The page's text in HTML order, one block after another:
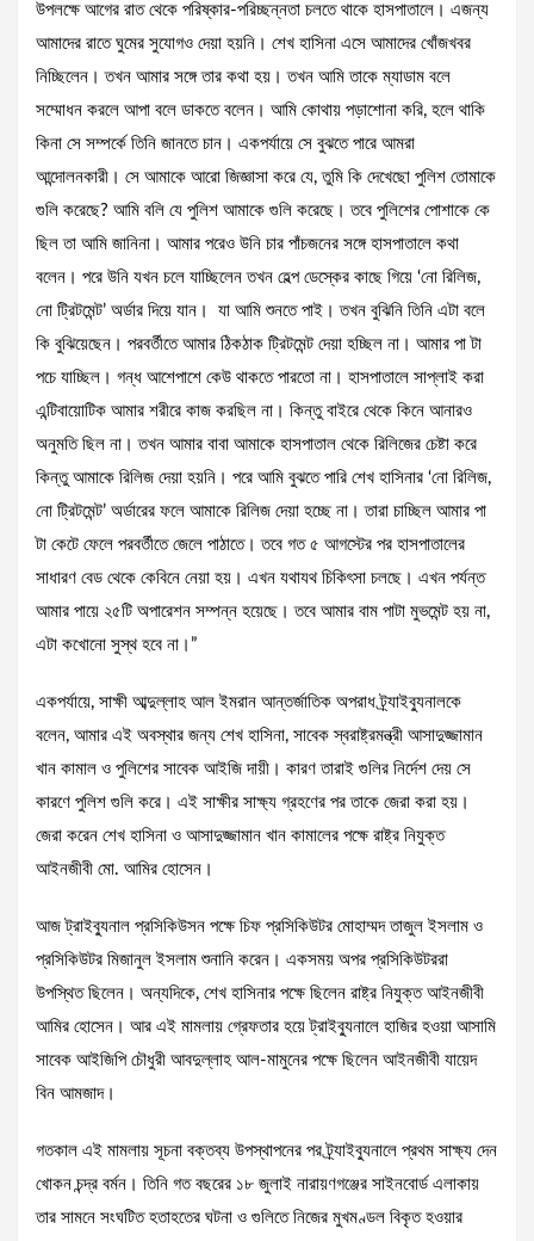
উপলক্ষে আগের রাত থেকে পরিষ্কার-পরিচ্ছন্নতা চলতে থাকে হাসপাতালে। এজন্য
আমাদের রাতে ঘুমের সুযোগও দেয়া হয়নি। শেখ হাসিনা এসে আমাদের খোঁজখবর
নিচ্ছিলেন। তখন আমার সঙ্গে তার কথা হয়। তখন আমি তাকে ম্যাডাম বলে
সম্মোধন করলে আপা বলে ডাকতে বলেন। আমি কোথায় পড়াশোনা করি, হলে থাকি
কিনা সে সম্পর্কে তিনি জানতে চান। একপর্যায়ে সে বুঝতে পারে আমরা
আন্দোলনকারী। সে আমাকে আরো জিজ্ঞাসা করে যে, তুমি কি দেখেছো পুলিশ তোমাকে
গুলি করেছে? আমি বলি যে পুলিশ আমাকে গুলি করেছে। তবে পুলিশের পোশাকে কে
ছিল তা আমি জানিনা। আমার পরেও উনি চার পাঁচজনের সঙ্গে হাসপাতালে কথা
বলেন। পরে উনি যখন চলে যাচ্ছিলেন তখন হেল্প ডেস্কের কাছে গিয়ে ‘নো রিলিজ,
নো ট্রিটমেন্ট’ অর্ডার দিয়ে যান। যা আমি শুনতে পাই। তখন বুঝিনি তিনি এটা বলে
কি বুঝিয়েছেন। পরবর্তীতে আমার ঠিকঠাক ট্রিটমেন্ট দেয়া হচ্ছিল না। আমার পা টা
পচে যাচ্ছিল। গন্ধ আশেপাশে কেউ থাকতে পারতো না। হাসপাতালে সাপ্লাই করা
এন্টিবায়োটিক আমার শরীরে কাজ করছিল না। কিন্তু বাইরে থেকে কিনে আনারও
অনুমতি ছিল না। তখন আমার বাবা আমাকে হাসপাতাল থেকে রিলিজের চেষ্টা করে
কিন্তু আমাকে রিলিজ দেয়া হয়নি। পরে আমি বুঝতে পারি শেখ হাসিনার ‘নো রিলিজ,
নো ট্রিটমেন্ট’ অর্ডারের ফলে আমাকে রিলিজ দেয়া হচ্ছে না। তারা চাচ্ছিল আমার পা
টা কেটে ফেলে পরবর্তীতে জেলে পাঠাতে। তবে গত ৫ আগস্টের পর হাসপাতালের
সাধারণ বেড থেকে কেবিনে নেয়া হয়। এখন যথাযথ চিকিৎসা চলছে। এখন পর্যন্ত
আমার পায়ে ২৫টি অপারেশন সম্পন্ন হয়েছে। তবে আমার বাম পাটা মুভমেন্ট হয় না,
এটা কখোনো সুস্থ হবে না।”
একপর্যায়ে, সাক্ষী আব্দুল্লাহ আল ইমরান আন্তর্জাতিক অপরাধ ট্র্যাইব্যুনালকে
বলেন, আমার এই অবস্থার জন্য শেখ হাসিনা, সাবেক স্বরাষ্ট্রমন্ত্রী আসাদুজ্জামান
খান কামাল ও পুলিশের সাবেক আইজি দায়ী। কারণ তারাই গুলির নির্দেশ দেয় সে
কারণে পুলিশ গুলি করে। এই সাক্ষীর সাক্ষ্য গ্রহণের পর তাকে জেরা করা হয়।
জেরা করেন শেখ হাসিনা ও আসাদুজ্জামান খান কামালের পক্ষে রাষ্ট্র নিযুক্ত
আইনজীবী মো. আমির হোসেন।
আজ ট্রাইব্যুনাল প্রসিকিউসন পক্ষে চিফ প্রসিকিউটর মোহাম্মদ তাজুল ইসলাম ও
প্রসিকিউটর মিজানুল ইসলাম শুনানি করেন। একসময় অপর প্রসিকিউটররা
উপস্থিত ছিলেন। অন্যদিকে, শেখ হাসিনার পক্ষে ছিলেন রাষ্ট্র নিযুক্ত আইনজীবী
আমির হোসেন। আর এই মামলায় গ্রেফতার হয়ে ট্রাইব্যুনালে হাজির হওয়া আসামি
সাবেক আইজিপি চৌধুরী আবদুল্লাহ আল-মামুনের পক্ষে ছিলেন আইনজীবী যায়েদ
বিন আমজাদ।
গতকাল এই মামলায় সূচনা বক্তব্য উপস্থাপনের পর ট্র্যাইব্যুনালে প্রথম সাক্ষ্য দেন
খোকন চন্দ্র বর্মন। তিনি গত বছরের ১৮ জুলাই নারায়ণগঞ্জের সাইনবোর্ড এলাকায়
তার সামনে সংঘটিত হতাহতের ঘটনা ও গুলিতে নিজের মুখমণ্ডল বিকৃত হওয়ার